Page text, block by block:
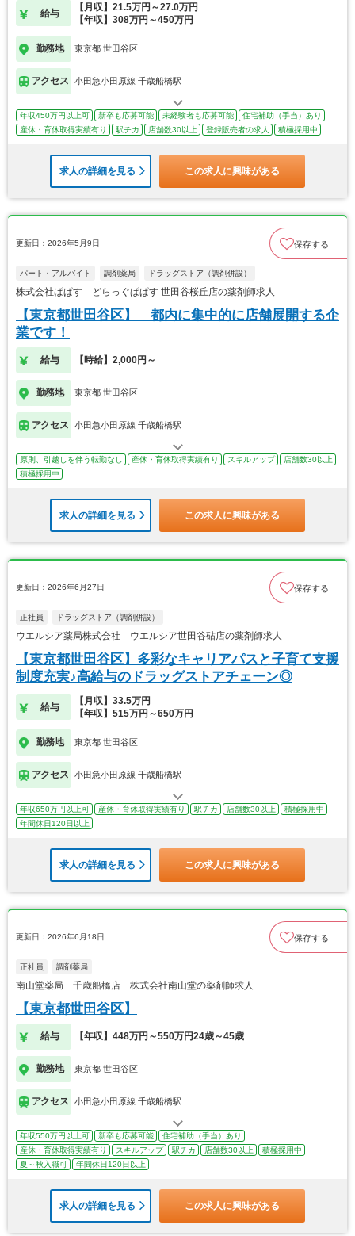
給与
【月収】21.5万円～27.0万円
【年収】308万円～450万円
勤務地 東京都 世田谷区
アクセス 小田急小田原線 千歳船橋駅
年収450万円以上可 新卒も応募可能 未経験者も応募可能
住宅補助（手当）あり
産休・育休取得実績有り
駅チカ 店舗数30以上 登録販売者の求人 積極採用中
求人の詳細を見る この求人に興味がある
更新日：2026年5月9日 保存する
パート・アルバイト 調剤薬局 ドラッグストア（調剤併設）
株式会社ぱぱす どらっぐぱぱす 世田谷桜丘店の薬剤師求人
【東京都世田谷区】 都内に集中的に店舗展開する企
業です！
給与 【時給】2,000円～
勤務地 東京都 世田谷区
アクセス 小田急小田原線 千歳船橋駅
原則、引越しを伴う転勤なし 産休・育休取得実績有り スキルアップ
店舗数30以上
積極採用中
求人の詳細を見る この求人に興味がある
更新日：2026年6月27日 保存する
正社員 ドラッグストア（調剤併設）
ウエルシア薬局株式会社 ウエルシア世田谷砧店の薬剤師求人
【東京都世田谷区】多彩なキャリアパスと子育て支援
制度充実♪高給与のドラッグストアチェーン◎
給与
【月収】33.5万円
【年収】515万円～650万円
勤務地 東京都 世田谷区
アクセス 小田急小田原線 千歳船橋駅
年収650万円以上可 産休・育休取得実績有り 駅チカ 店舗数30以上
積極採用中
年間休日120日以上
求人の詳細を見る この求人に興味がある
更新日：2026年6月18日 保存する
正社員 調剤薬局
南山堂薬局 千歳船橋店 株式会社南山堂の薬剤師求人
【東京都世田谷区】
給与 【年収】448万円～550万円24歳～45歳
勤務地 東京都 世田谷区
アクセス 小田急小田原線 千歳船橋駅
年収550万円以上可 新卒も応募可能
住宅補助（手当）あり
産休・育休取得実績有り
スキルアップ 駅チカ 店舗数30以上
積極採用中
夏～秋入職可
年間休日120日以上
求人の詳細を見る この求人に興味がある